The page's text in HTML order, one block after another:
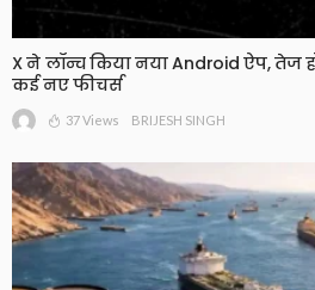
X ने लॉन्च किया नया Android ऐप, तेज
कई नए फीचर्स
37 Views BRIJESH SINGH